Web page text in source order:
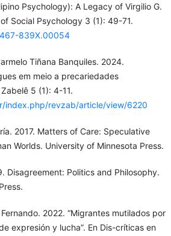
Psychology): A Legacy of Virgilio G.
Social Psychology 3 (1): 49-71.
839X.00054
Tiñana Banquiles. 2024.
em meio a precariedades
5 (1): 4-11.
index.php/revzab/article/view/6220
2017. Matters of Care: Speculative
Worlds. University of Minnesota Press.
Disagreement: Politics and Philosophy.
2022. “Migrantes mutilados por
expresión y lucha”. En Dis-críticas en